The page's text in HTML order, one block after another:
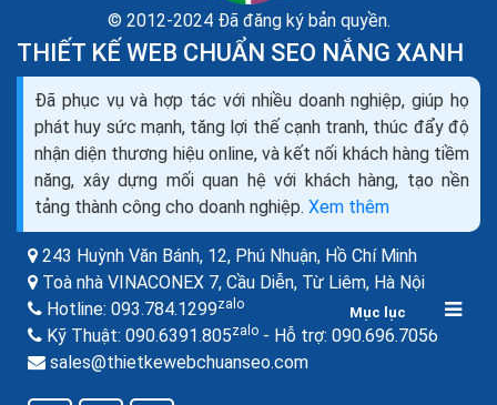
Mục lục
các công ty seo
Theo như Wikipedia, SEO là tối ưu hóa công cụ tìm
kiếm (tiếng Anh: Search Engine Optimization- viết
tắt: SEO), là một tập hợp các phương pháp nhằm...
© 2012-2024 Đã đăng ký bản quyền.
THIẾT KẾ WEB CHUẨN SEO NẮNG XANH
Đã phục vụ và hợp tác với nhiều doanh nghiệp, giúp họ
phát huy sức mạnh, tăng lợi thế cạnh tranh, thúc đẩy độ
nhận diện thương hiệu online, và kết nối khách hàng tiềm
năng, xây dựng mối quan hệ với khách hàng, tạo nền
tảng thành công cho doanh nghiệp. Xem thêm
243 Huỳnh Văn Bánh, 12, Phú Nhuận, Hồ Chí Minh
Toà nhà VINACONEX 7, Cầu Diễn, Từ Liêm, Hà Nội
Hotline: 093.784.1299zalo
Kỹ Thuật: 090.6391.805zalo - Hỗ trợ: 090.696.7056
sales@thietkewebchuanseo.com